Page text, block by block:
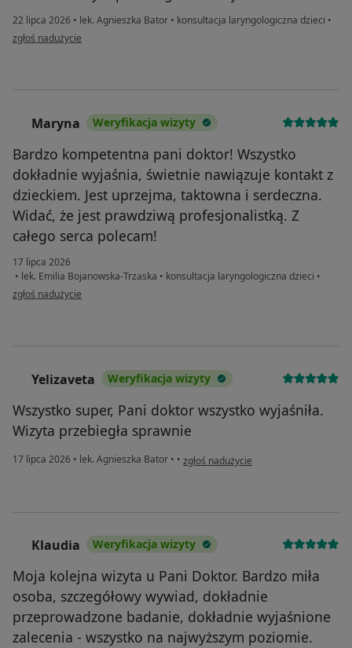
22 lipca 2026 • lek. Agnieszka Bator • konsultacja laryngologiczna dzieci •
w opinii użytkownika Aneta
zgłoś nadużycie
Maryna Weryfikacja wizyty
Bardzo kompetentna pani doktor! Wszystko
dokładnie wyjaśnia, świetnie nawiązuje kontakt z
dzieckiem. Jest uprzejma, taktowna i serdeczna.
Widać, że jest prawdziwą profesjonalistką. Z
całego serca polecam!
17 lipca 2026
• lek. Emilia Bojanowska-Trzaska • konsultacja laryngologiczna dzieci •
w opinii użytkownika Maryna
zgłoś nadużycie
Yelizaveta Weryfikacja wizyty
Wszystko super, Pani doktor wszystko wyjaśniła.
Wizyta przebiegła sprawnie
17 lipca 2026 • lek. Agnieszka Bator • • w opinii użytkownika Yelizaveta
zgłoś nadużycie
Klaudia Weryfikacja wizyty
Moja kolejna wizyta u Pani Doktor. Bardzo miła
osoba, szczegółowy wywiad, dokładnie
przeprowadzone badanie, dokładnie wyjaśnione
zalecenia - wszystko na najwyższym poziomie.